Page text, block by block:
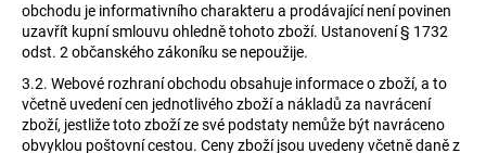
obchodu je informativního charakteru a prodávající není povinen
uzavřít kupní smlouvu ohledně tohoto zboží. Ustanovení § 1732
odst. 2 občanského zákoníku se nepoužije.
3.2. Webové rozhraní obchodu obsahuje informace o zboží, a to
včetně uvedení cen jednotlivého zboží a nákladů za navrácení
zboží, jestliže toto zboží ze své podstaty nemůže být navráceno
obvyklou poštovní cestou. Ceny zboží jsou uvedeny včetně daně z